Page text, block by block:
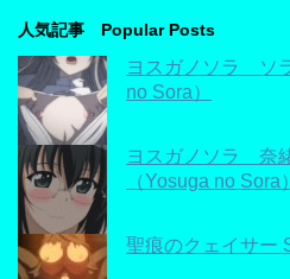
人気記事 Popular Posts
ヨスガノソラ ソ
no Sora）
ヨスガノソラ 奈
（Yosuga no Sora）
聖痕のクェイサー